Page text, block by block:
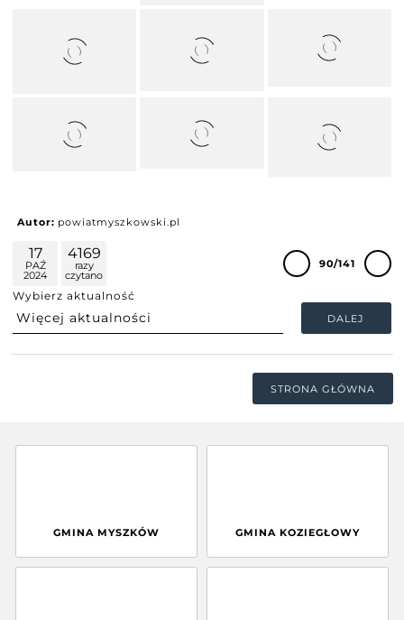
Autor: powiatmyszkowski.pl
17
PAŹ
2024
4169
razy
czytano
Wybierz aktualność
DALEJ
90/141
STRONA GŁÓWNA
GMINA MYSZKÓW GMINA KOZIEGŁOWY